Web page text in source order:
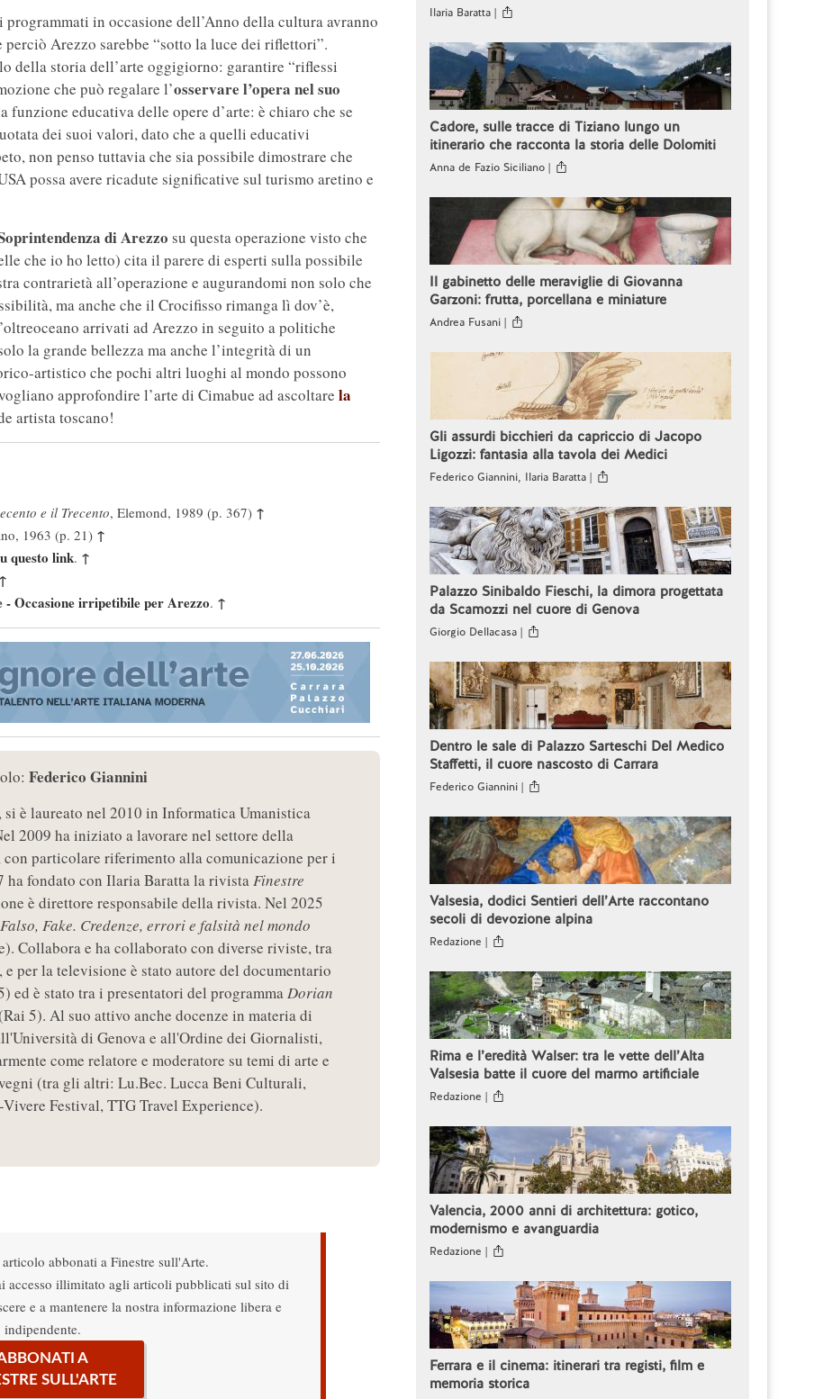
in occasione dell’Anno della cultura avranno
Arezzo sarebbe “sotto la luce dei riflettori”.
della storia dell’arte oggigiorno: garantire “riflessi
che può regalare l’osservare l’opera nel suo
funzione educativa delle opere d’arte: è chiaro che se
dei suoi valori, dato che a quelli educativi
non penso tuttavia che sia possibile dimostrare che
possa avere ricadute significative sul turismo aretino e
di Arezzo su questa operazione visto che
che io ho letto) cita il parere di esperti sulla possibile
contrarietà all’operazione e augurandomi non solo che
ma anche che il Crocifisso rimanga lì dov’è,
arrivati ad Arezzo in seguito a politiche
la grande bellezza ma anche l’integrità di un
artistico che pochi altri luoghi al mondo possono
approfondire l’arte di Cimabue ad ascoltare la
artista toscano!
e il Trecento, Elemond, 1989 (p. 367) ↑
1963 (p. 21) ↑
questo link. ↑
↑
Occasione irripetibile per Arezzo. ↑
Federico Giannini
si è laureato nel 2010 in Informatica Umanistica
2009 ha iniziato a lavorare nel settore della
con particolare riferimento alla comunicazione per i
fondato con Ilaria Baratta la rivistaFinestre
è direttore responsabile della rivista. Nel 2025
Fake. Credenze, errori e falsità nel mondo
Collabora e ha collaborato con diverse riviste, tra
e per la televisione è stato autore del documentario
ed è stato tra i presentatori del programmaDorian
5). Al suo attivo anche docenze in materia di
di Genova e all'Ordine dei Giornalisti,
come relatore e moderatore su temi di arte e
(tra gli altri: Lu.Bec. Lucca Beni Culturali,
Festival, TTG Travel Experience).
abbonati a Finestre sull'Arte.
accesso illimitato agli articoli pubblicati sul sito di
e a mantenere la nostra informazione libera e
indipendente.
A
SULL'ARTE
Ilaria Baratta |
Cadore, sulle tracce di Tiziano lungo un
itinerario che racconta la storia delle Dolomiti
Anna de Fazio Siciliano |
Il gabinetto delle meraviglie di Giovanna
Garzoni: frutta, porcellana e miniature
Andrea Fusani |
Gli assurdi bicchieri da capriccio di Jacopo
Ligozzi: fantasia alla tavola dei Medici
Federico Giannini, Ilaria Baratta |
Palazzo Sinibaldo Fieschi, la dimora progettata
da Scamozzi nel cuore di Genova
Giorgio Dellacasa |
Dentro le sale di Palazzo Sarteschi Del Medico
Staffetti, il cuore nascosto di Carrara
Federico Giannini |
Valsesia, dodici Sentieri dell’Arte raccontano
secoli di devozione alpina
Redazione |
Rima e l’eredità Walser: tra le vette dell’Alta
Valsesia batte il cuore del marmo artificiale
Redazione |
Valencia, 2000 anni di architettura: gotico,
modernismo e avanguardia
Redazione |
Ferrara e il cinema: itinerari tra registi, film e
memoria storica